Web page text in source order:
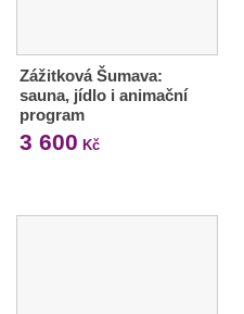
Zážitková Šumava:
sauna, jídlo i animační
program
3 600 Kč